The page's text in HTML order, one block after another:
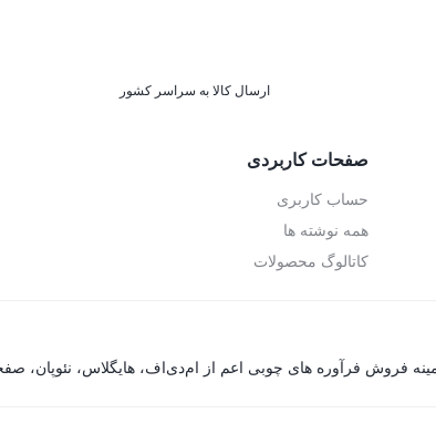
ارسال کالا به سراسر کشور
صفحات کاربردی
حساب کاربری
همه نوشته ها
کاتالوگ محصولات